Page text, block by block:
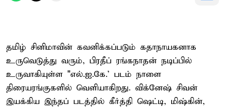
தமிழ் சினிமாவின் கவனிக்கப்படும் கதாநாயகனாக
உருவெடுத்து வரும், பிரதீப் ரங்கநாதன் நடிப்பில்
உருவாகியுள்ள "எல்.ஐ.கே.' படம் நாளை
திரையரங்குகளில் வெளியாகிறது. விக்னேஷ் சிவன்
இயக்கிய இந்தப் படத்தில் கீர்த்தி ஷெட்டி, மிஷ்கின்,